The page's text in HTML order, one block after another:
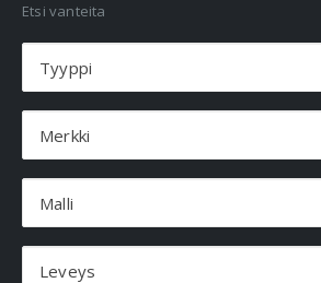
Etsi vanteita
Tyyppi
Merkki
Malli
Leveys